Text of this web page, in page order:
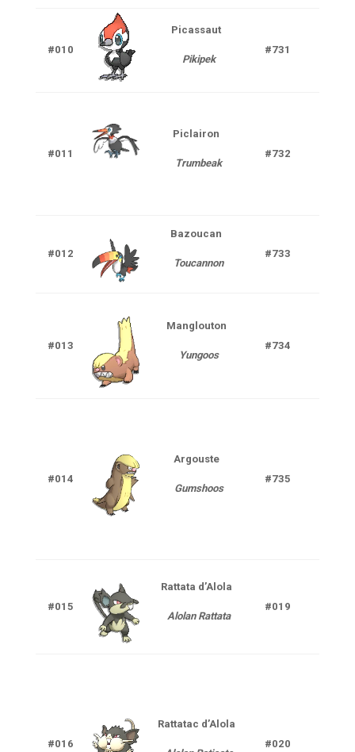
#010
Picassaut
Pikipek
#731
#011
Piclairon
Trumbeak
#732
#012
Bazoucan
Toucannon
#733
#013
Manglouton
Yungoos
#734
#014
Argouste
Gumshoos
#735
#015
Rattata d’Alola
Alolan Rattata
#019
#016
Rattatac d’Alola
#020